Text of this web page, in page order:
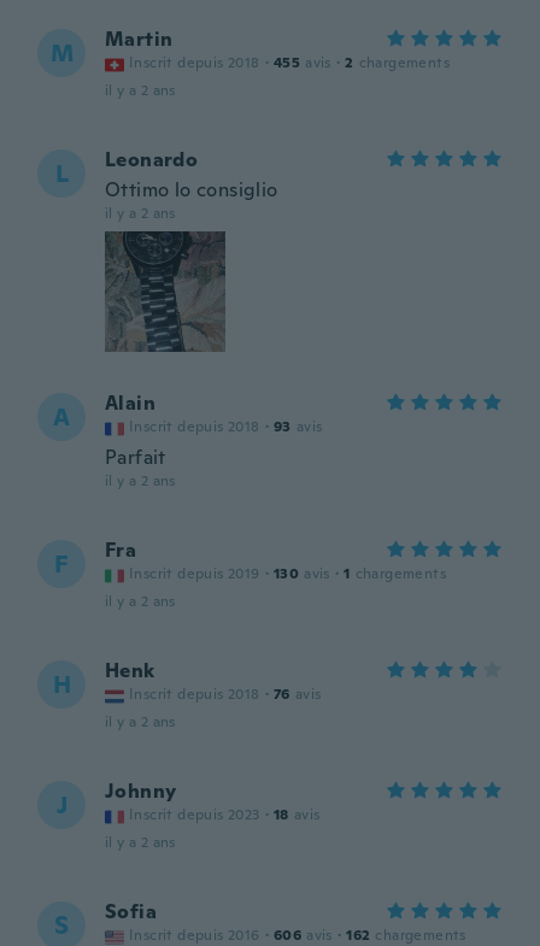
M Martin
Inscrit depuis 2018 · 455 avis · 2 chargements
il y a 2 ans
L
Leonardo
Ottimo lo consiglio
il y a 2 ans
A Alain
Inscrit depuis 2018 · 93 avis
Parfait
il y a 2 ans
F Fra
Inscrit depuis 2019 · 130 avis · 1 chargements
il y a 2 ans
H Henk
Inscrit depuis 2018 · 76 avis
il y a 2 ans
J Johnny
Inscrit depuis 2023 · 18 avis
il y a 2 ans
S Sofia
Inscrit depuis 2016 · 606 avis · 162 chargements